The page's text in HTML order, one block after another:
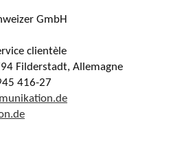
GmbH
clientèle
Filderstadt, Allemagne
416-27